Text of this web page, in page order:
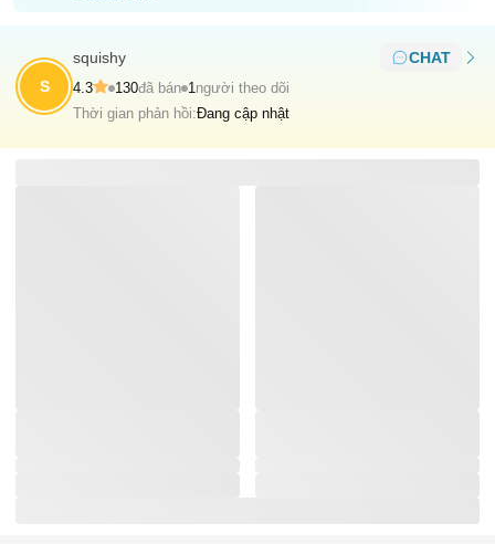
S
squishy CHAT
4.3 130đã bán 1 người theo dõi
Thời gian phản hồi:Đang cập nhật